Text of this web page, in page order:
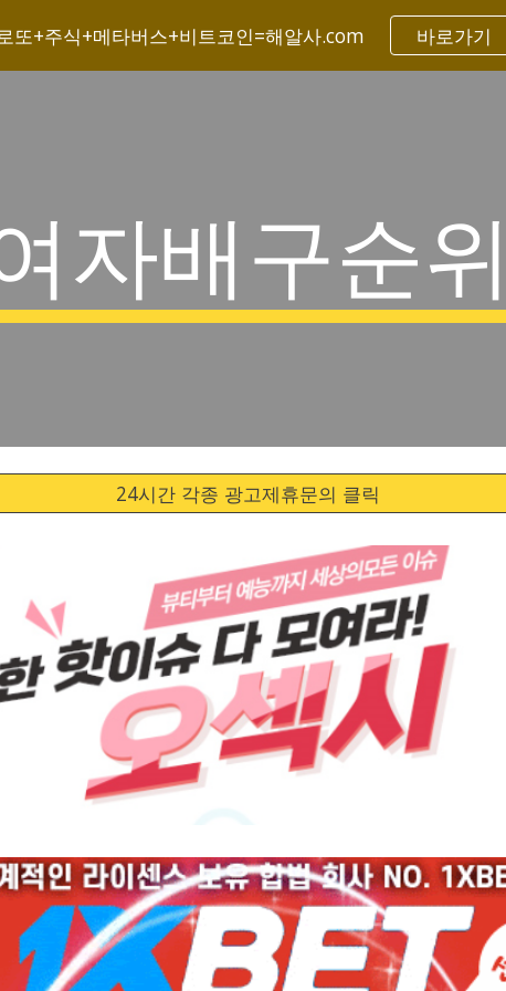
to main content Skip to navigation
또+주식+메타버스+비트코인=해알사.com 바로가기
자배구순위
24시간 각종 광고제휴문의 클릭